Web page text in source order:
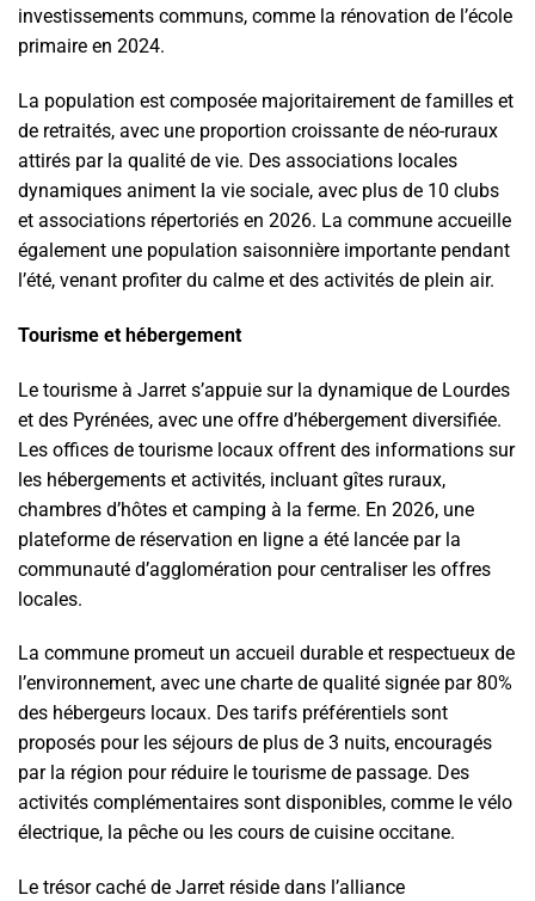
investissements communs, comme la rénovation de l’école
primaire en 2024.
La population est composée majoritairement de familles et
de retraités, avec une proportion croissante de néo-ruraux
attirés par la qualité de vie. Des associations locales
dynamiques animent la vie sociale, avec plus de 10 clubs
et associations répertoriés en 2026. La commune accueille
également une population saisonnière importante pendant
l’été, venant profiter du calme et des activités de plein air.
Tourisme et hébergement
Le tourisme à Jarret s’appuie sur la dynamique de Lourdes
et des Pyrénées, avec une offre d’hébergement diversifiée.
Les offices de tourisme locaux offrent des informations sur
les hébergements et activités, incluant gîtes ruraux,
chambres d’hôtes et camping à la ferme. En 2026, une
plateforme de réservation en ligne a été lancée par la
communauté d’agglomération pour centraliser les offres
locales.
La commune promeut un accueil durable et respectueux de
l’environnement, avec une charte de qualité signée par 80%
des hébergeurs locaux. Des tarifs préférentiels sont
proposés pour les séjours de plus de 3 nuits, encouragés
par la région pour réduire le tourisme de passage. Des
activités complémentaires sont disponibles, comme le vélo
électrique, la pêche ou les cours de cuisine occitane.
Le trésor caché de Jarret réside dans l’alliance